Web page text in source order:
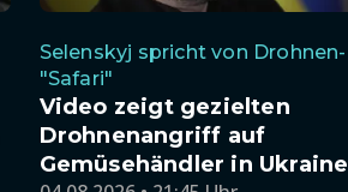
Selenskyj spricht von Drohnen-
"Safari"
Video zeigt gezielten
Drohnenangriff auf
Gemüsehändler in Ukraine